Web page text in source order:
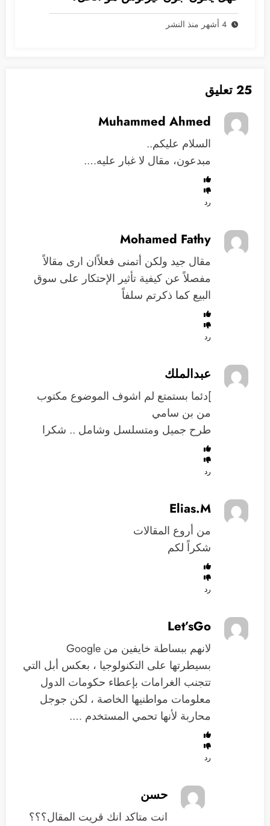
4 أشهر منذ النشر
25 تعليق
Muhammed Ahmed
السلام عليكم..
مبدعون، مقال لا غبار عليه….
رد
Mohamed Fathy
مقال جيد ولكن أتمنى فعلاًان ارى مقالاً
مفصلاً عن كيفية تأثير الإحتكار على سوق
البيع كما ذكرتم سلفاً
رد
ِعبدالملك
]دئما بستمتع لم اشوف الموضوع مكتوب
من بن سامي
طرح جميل ومتسلسل وشامل .. شكرا
رد
Elias.M
من أروع المقالات
شكراً لكم
رد
Let’sGo
لانهم ببساطة خايفين من Google
بسيطرتها على التكنولوجيا ، بعكس أبل التي
تتجنب الغرامات بإعطاء حكومات الدول
معلومات مواطنيها الخاصة ، لكن جوجل
محاربة لأنها تحمي المستخدم ….
رد
حسن
انت متاكد انك قريت المقال؟؟؟